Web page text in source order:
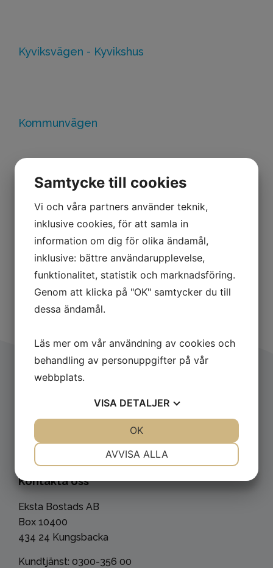
Kyviksvägen - Kyvikshus
Kommunvägen
Karl Bengtssons väg 3-21
Följ det senaste hos oss
Kontakta oss
Eksta Bostads AB
Box 10400
434 24 Kungsbacka
Kundtjänst: 0300-356 00
Samtycke till cookies
Vi och våra partners använder teknik,
inklusive cookies, för att samla in
information om dig för olika ändamål,
inklusive: bättre användarupplevelse,
funktionalitet, statistik och marknadsföring.
Genom att klicka på "OK" samtycker du till
dessa ändamål.
Läs mer om vår användning av cookies och
behandling av personuppgifter på vår
webbplats.
VISA DETALJER
AVVISA ALLA
OK